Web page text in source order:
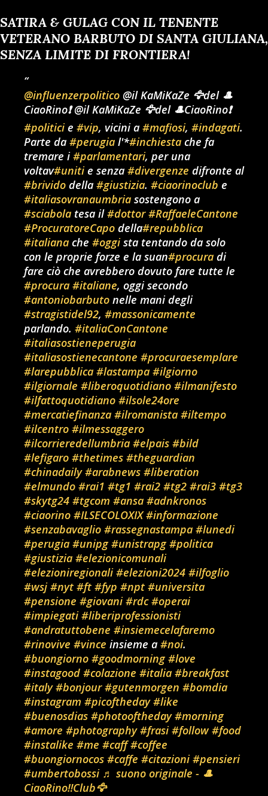
SATIRA & GULAG CON IL TENENTE
VETERANO BARBUTO DI SANTA GIULIANA,
SENZA LIMITE DI FRONTIERA!
@influenzerpolitico @il KaMiKaZe 🦅del 🎩
CiaoRino❗ @il KaMiKaZe 🦅del 🎩CiaoRino❗
#politicie #vip, vicini a #mafiosi, #indagati.
Parte da #perugia l'*#inchiesta che fa
tremare i#parlamentari, per una
voltav#unitie senza #divergenze difronte al
#brivido della #giustizia. #ciaorinoclub e
#italiasovranaumbria sostengono a
#sciabola tesa il#dottor #RaffaeleCantone
#ProcuratoreCapo della#repubblica
#italiana che #oggista tentando da solo
con le proprie forze e la suan#procura di
fare ciò che avrebbero dovuto fare tutte le
#procura #italiane, oggi secondo
#antoniobarbuto nelle mani degli
#stragistidel92, #massonicamente
parlando. #italiaConCantone
#italiasostieneperugia
#italiasostienecantone #procuraesemplare
#larepubblica #lastampa #ilgiorno
#ilgiornale #liberoquotidiano #ilmanifesto
#ilfattoquotidiano #ilsole24ore
#mercatiefinanza #ilromanista #iltempo
#ilcentro #ilmessaggero
#ilcorrieredellumbria #elpais #bild
#lefigaro #thetimes #theguardian
#chinadaily #arabnews #liberation
#elmundo #rai1 #tg1 #rai2 #tg2 #rai3 #tg3
#skytg24 #tgcom #ansa #adnkronos
#ciaorino #ILSECOLOXIX #informazione
#senzabavaglio #rassegnastampa #lunedi
#perugia #unipg #unistrapg #politica
#giustizia #elezionicomunali
#elezioniregionali #elezioni2024 #ilfoglio
#wsj #nyt #ft #fyp #npt #universita
#pensione #giovani #rdc #operai
#impiegati #liberiprofessionisti
#andratuttobene #insiemecelafaremo
#rinovive #vince insieme a #noi.
#buongiorno #goodmorning #love
#instagood #colazione #italia #breakfast
#italy #bonjour #gutenmorgen #bomdia
#instagram #picoftheday #like
#buenosdias #photooftheday #morning
#amore #photography #frasi #follow #food
#instalike #me #caff #coffee
#buongiornocos #caffe #citazioni #pensieri
#umbertobossi ♬ suono originale - 🎩
CiaoRino‼️Club🦅